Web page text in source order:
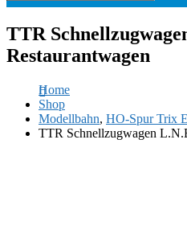
TTR
Restaurantwagen
Home
Shop
Modellbahn, HO-Spur Trix
TTR Schnellzugwagen